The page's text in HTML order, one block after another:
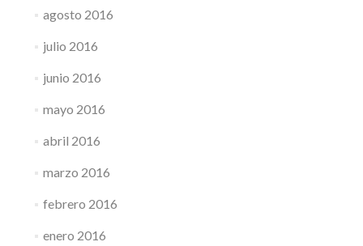
agosto 2016
julio 2016
junio 2016
mayo 2016
abril 2016
marzo 2016
febrero 2016
enero 2016